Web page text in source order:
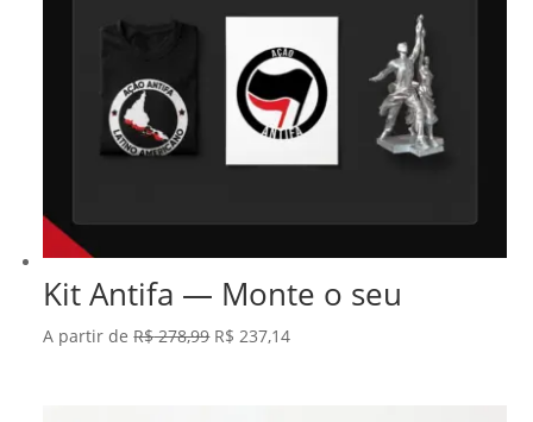
Kit Antifa — Monte o seu
A partir deR$278,99 O
R$ 237,14O